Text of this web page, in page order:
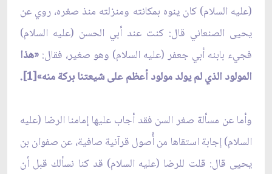
(عليه السلام) كان ينوه بمكانته ومنزلته منذ صغره، روي عن
يحيى الصنعاني قال: كنت عند أبي الحسن (عليه السلام)
فجيء بابنه أبي جعفر (عليه السلام) وهو صغير، فقال:«هذا
المولود الذي لم يولد مولود أعظم على شيعتنا بركة منه»[1].
وأما عن مسألة صغر السن فقد أجاب عليها إمامنا الرضا (عليه
السلام) إجابة استقاها من أُصول قرآنية صافية، عن صفوان بن
يحيى قال: قلت للرضا (عليه السلام) قد كنا نسألك قبل أن